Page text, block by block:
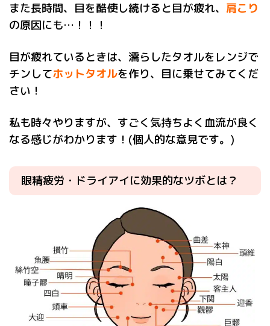
また長時間、目を酷使し続けると目が疲れ、 肩こり
の原因にも…！！！
目が疲れているときは、濡らしたタオルをレンジで
チンしてホットタオルを作り、目に乗せてみてくだ
さい！
私も時々やりますが、すごく気持ちよく血流が良く
なる感じがわかります！(個人的な意見です。)
眼精疲労・ドライアイに効果的なツボとは？